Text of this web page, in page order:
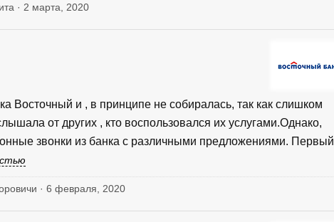
· 2 марта, 2020
Восточный и , в принципе не собиралась, так как слишком
от других , кто воспользовался их услугами.Однако,
звонки из банка с различными предложениями. Первый
· 6 февраля, 2020